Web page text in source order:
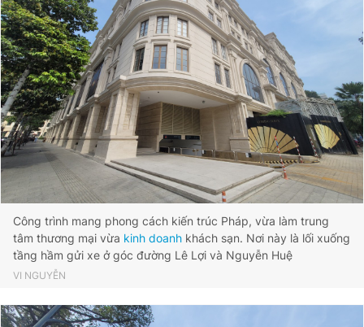
Công trình mang phong cách kiến trúc Pháp, vừa làm trung
tâm thương mại vừa kinh doanh khách sạn. Nơi này là lối xuống
tầng hầm gửi xe ở góc đường Lê Lợi và Nguyễn Huệ
VI NGUYỄN